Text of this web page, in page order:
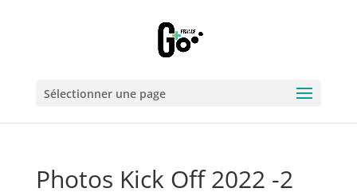
Sélectionner une page
Photos Kick Off 2022 -2